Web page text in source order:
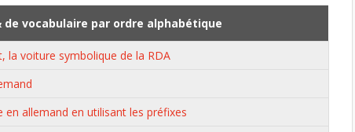
de vocabulaire par ordre alphabétique
la voiture symbolique de la RDA
en allemand en utilisant les préfixes